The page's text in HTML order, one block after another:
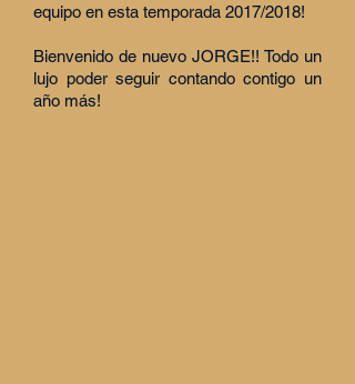
equipo en esta temporada 2017/2018!
Bienvenido de nuevo JORGE!! Todo un
lujo poder seguir contando contigo un
año más!